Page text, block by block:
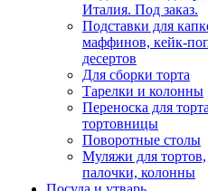
Италия. Под заказ.
Подставки для
маффинов, кейк-
десертов
Для сборки торта
Тарелки и колонны
Переноска для
тортовницы
Поворотные столы
Муляжи для тортов,
палочки, колонны